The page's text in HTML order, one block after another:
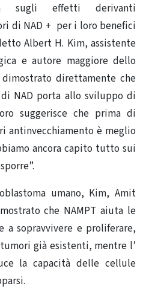
sugli effetti derivanti
di NAD + per i loro benefici
Albert H. Kim, assistente
e autore maggiore dello
direttamente che
NAD porta allo sviluppo di
suggerisce che prima di
antinvecchiamento è meglio
ancora capito tutto sui
umano, Kim, Amit
che NAMPT aiuta le
a sopravvivere e proliferare,
già esistenti, mentre l’
la capacità delle cellule